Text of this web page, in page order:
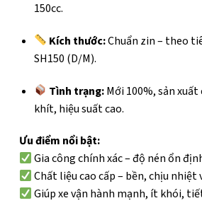
150cc.
Kích thước:Chuẩn zin – theo
SH150 (D/M).
Tình trạng:Mới 100%, sản xuất
khít, hiệu suất cao.
Ưu điểm nổi bật:
Gia công chính xác – độ nén ổn
Chất liệu cao cấp – bền, chịu
Giúp xe vận hành mạnh, ít khói,